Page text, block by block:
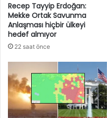
Recep Tayyip Erdoğan:
Mekke Ortak Savunma
Anlaşması hiçbir ülkeyi
hedef almıyor
22 saat önce